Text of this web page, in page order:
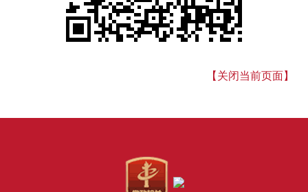
【关闭当前页面】